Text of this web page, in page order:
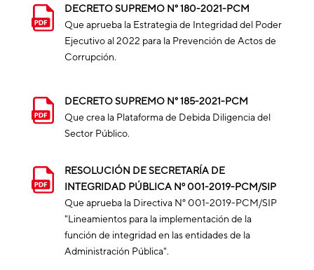
DECRETO SUPREMO N° 180-2021-PCM
Que aprueba la Estrategia de Integridad del Poder
Ejecutivo al 2022 para la Prevención de Actos de
Corrupción.
DECRETO SUPREMO N° 185-2021-PCM
Que crea la Plataforma de Debida Diligencia del
Sector Público.
RESOLUCIÓN DE SECRETARÍA DE
INTEGRIDAD PÚBLICA Nº 001-2019-PCM/SIP
Que aprueba la Directiva N° 001-2019-PCM/SIP
"Lineamientos para la implementación de la
función de integridad en las entidades de la
Administración Pública".